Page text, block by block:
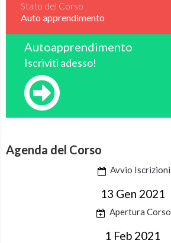
Stato del Corso
Auto apprendimento
Autoapprendimento
Iscriviti adesso!
Agenda del Corso
Avvio Iscrizioni
13 Gen 2021
Apertura Corso
1 Feb 2021